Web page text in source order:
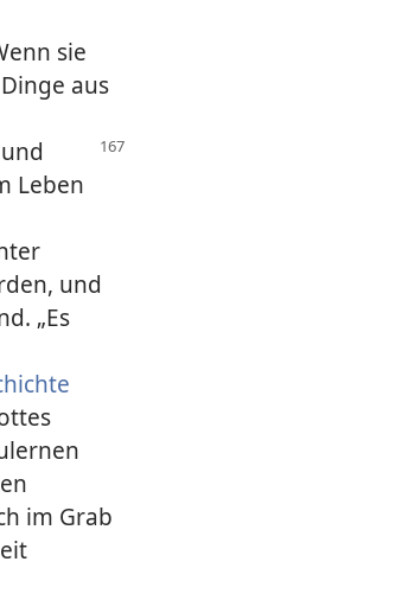
sie
aus
Leben
und
„Es
im Grab